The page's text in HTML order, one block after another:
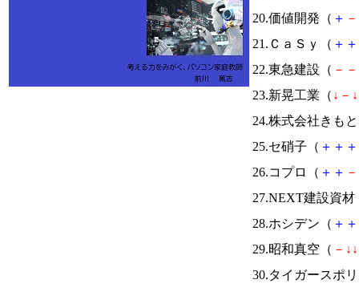
20.価値開発（ ＋ －
21.ＣａＳｙ（ ＋ ＋
22.東急建設（ － －
23.新晃工業（ ↓ － ↓
24.株式会社きも
25.セ硝子（ ＋ ＋ ＋
26.コプロ（ ＋ ＋ －
27.NEXT建設資材
28.ホシデン（ ＋ ＋
29.昭和真空（ － ↓ ↓
30.タイガースポ